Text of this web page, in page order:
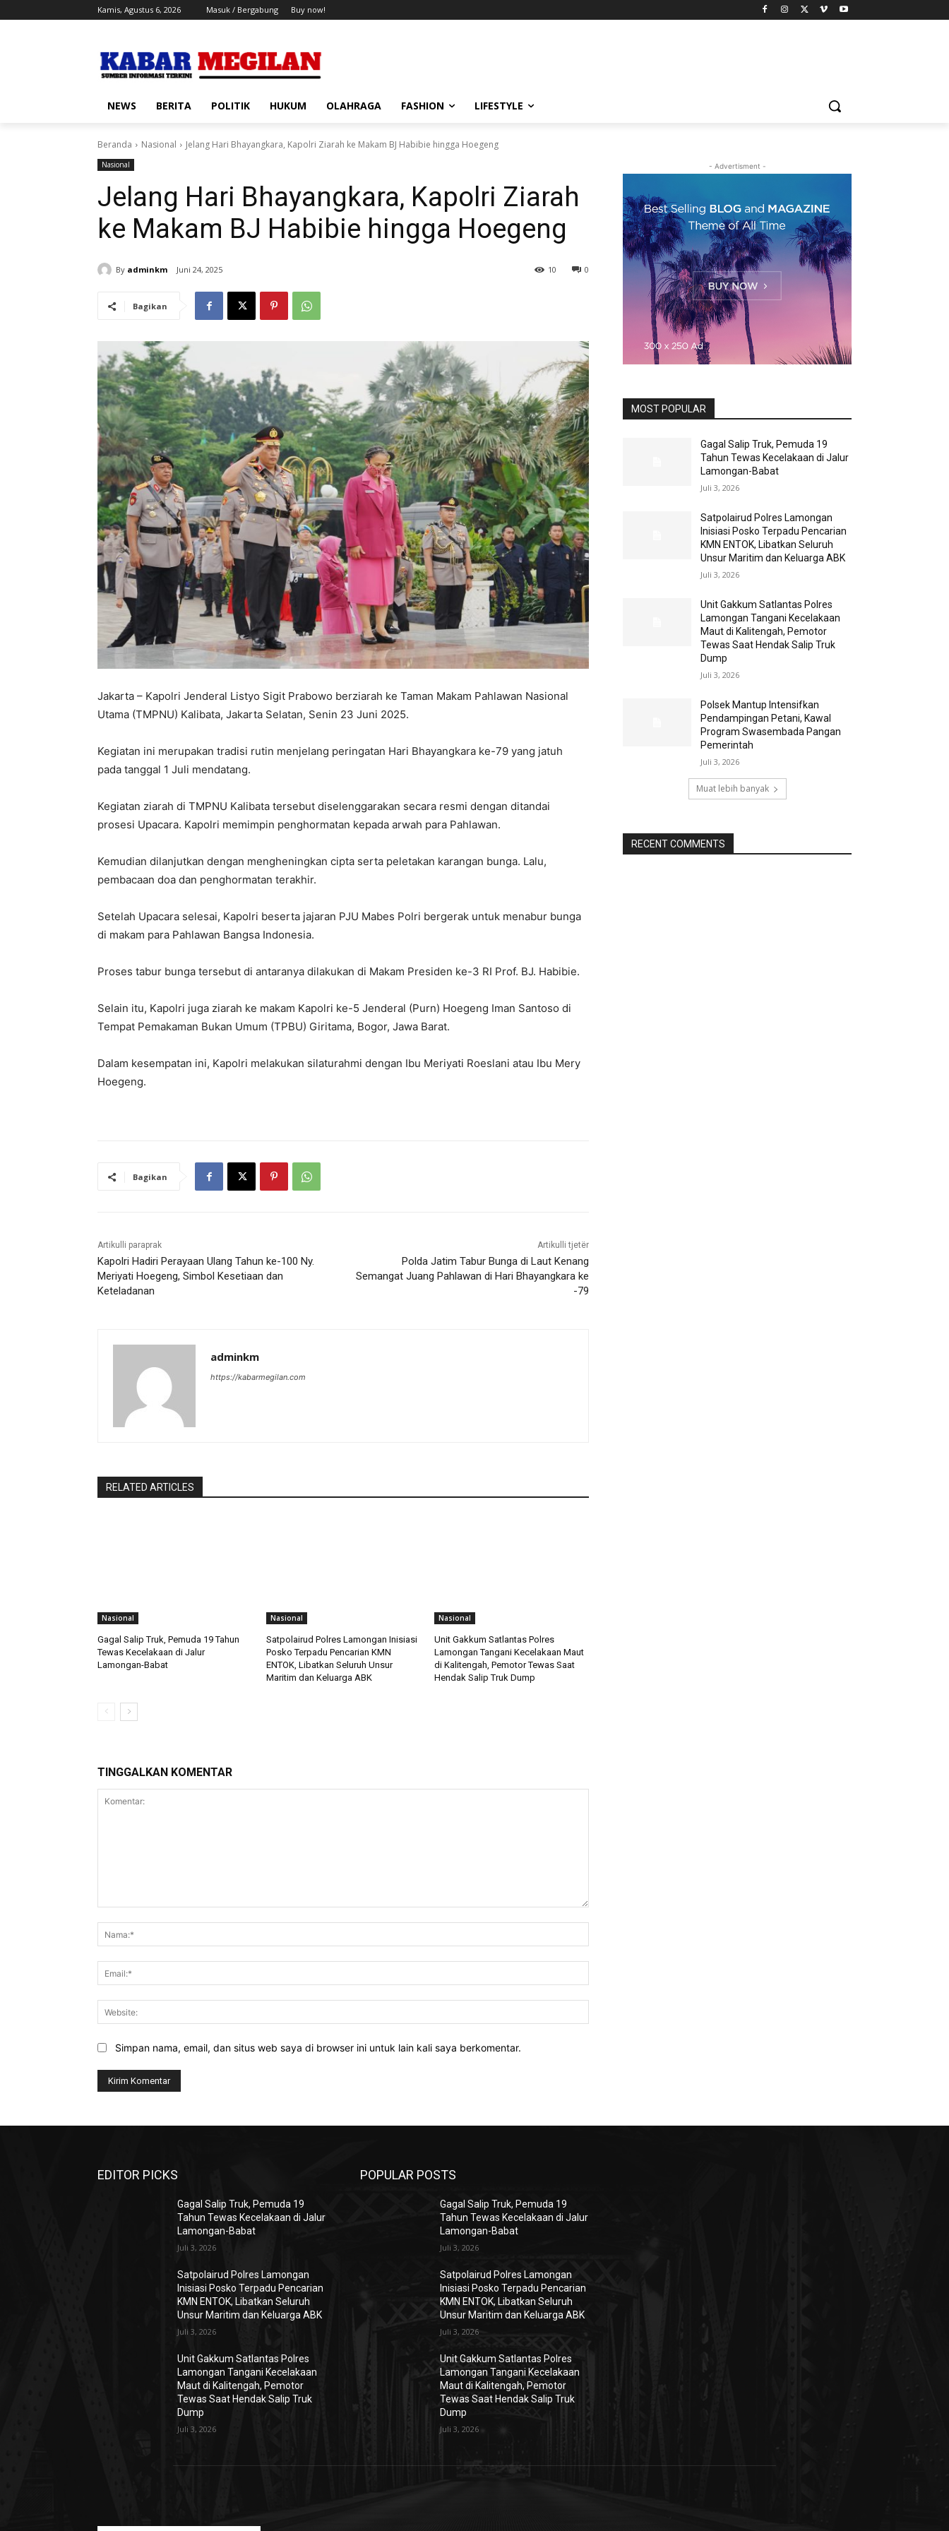
Kamis, Agustus 6, 2026 Masuk / Bergabung Buy now!
NEWS BERITA POLITIK HUKUM OLAHRAGA FASHION LIFESTYLE
Beranda Nasional Jelang Hari Bhayangkara, Kapolri Ziarah ke Makam BJ Habibie hingga Hoegeng
Nasional
Jelang Hari Bhayangkara, Kapolri Ziarah
ke Makam BJ Habibie hingga Hoegeng
By adminkm Juni 24, 2025 0
10
Bagikan
Jakarta – Kapolri Jenderal Listyo Sigit Prabowo berziarah ke Taman Makam Pahlawan Nasional
Utama (TMPNU) Kalibata, Jakarta Selatan, Senin 23 Juni 2025.
Kegiatan ini merupakan tradisi rutin menjelang peringatan Hari Bhayangkara ke-79 yang jatuh
pada tanggal 1 Juli mendatang.
Kegiatan ziarah di TMPNU Kalibata tersebut diselenggarakan secara resmi dengan ditandai
prosesi Upacara. Kapolri memimpin penghormatan kepada arwah para Pahlawan.
Kemudian dilanjutkan dengan mengheningkan cipta serta peletakan karangan bunga. Lalu,
pembacaan doa dan penghormatan terakhir.
Setelah Upacara selesai, Kapolri beserta jajaran PJU Mabes Polri bergerak untuk menabur bunga
di makam para Pahlawan Bangsa Indonesia.
Proses tabur bunga tersebut di antaranya dilakukan di Makam Presiden ke-3 RI Prof. BJ. Habibie.
Selain itu, Kapolri juga ziarah ke makam Kapolri ke-5 Jenderal (Purn) Hoegeng Iman Santoso di
Tempat Pemakaman Bukan Umum (TPBU) Giritama, Bogor, Jawa Barat.
Dalam kesempatan ini, Kapolri melakukan silaturahmi dengan Ibu Meriyati Roeslani atau Ibu Mery
Hoegeng.
Bagikan
Artikulli paraprak
Kapolri Hadiri Perayaan Ulang Tahun ke-100 Ny.
Meriyati Hoegeng, Simbol Kesetiaan dan
Keteladanan
Artikulli tjetër
Polda Jatim Tabur Bunga di Laut Kenang
Semangat Juang Pahlawan di Hari Bhayangkara ke
-79
adminkm
https://kabarmegilan.com
RELATED ARTICLES
Nasional
Gagal Salip Truk, Pemuda 19 Tahun
Tewas Kecelakaan di Jalur
Lamongan-Babat
Nasional
Satpolairud Polres Lamongan Inisiasi
Posko Terpadu Pencarian KMN
ENTOK, Libatkan Seluruh Unsur
Maritim dan Keluarga ABK
Nasional
Unit Gakkum Satlantas Polres
Lamongan Tangani Kecelakaan Maut
di Kalitengah, Pemotor Tewas Saat
Hendak Salip Truk Dump
TINGGALKAN KOMENTAR
Simpan nama, email, dan situs web saya di browser ini untuk lain kali saya berkomentar.
- Advertisment -
MOST POPULAR
Gagal Salip Truk, Pemuda 19
Tahun Tewas Kecelakaan di Jalur
Lamongan-Babat
Juli 3, 2026
Satpolairud Polres Lamongan
Inisiasi Posko Terpadu Pencarian
KMN ENTOK, Libatkan Seluruh
Unsur Maritim dan Keluarga ABK
Juli 3, 2026
Unit Gakkum Satlantas Polres
Lamongan Tangani Kecelakaan
Maut di Kalitengah, Pemotor
Tewas Saat Hendak Salip Truk
Dump
Juli 3, 2026
Polsek Mantup Intensifkan
Pendampingan Petani, Kawal
Program Swasembada Pangan
Pemerintah
Juli 3, 2026
Muat lebih banyak
RECENT COMMENTS
EDITOR PICKS
Gagal Salip Truk, Pemuda 19
Tahun Tewas Kecelakaan di Jalur
Lamongan-Babat
Juli 3, 2026
Satpolairud Polres Lamongan
Inisiasi Posko Terpadu Pencarian
KMN ENTOK, Libatkan Seluruh
Unsur Maritim dan Keluarga ABK
Juli 3, 2026
Unit Gakkum Satlantas Polres
Lamongan Tangani Kecelakaan
Maut di Kalitengah, Pemotor
Tewas Saat Hendak Salip Truk
Dump
Juli 3, 2026
POPULAR POSTS
Gagal Salip Truk, Pemuda 19
Tahun Tewas Kecelakaan di Jalur
Lamongan-Babat
Juli 3, 2026
Satpolairud Polres Lamongan
Inisiasi Posko Terpadu Pencarian
KMN ENTOK, Libatkan Seluruh
Unsur Maritim dan Keluarga ABK
Juli 3, 2026
Unit Gakkum Satlantas Polres
Lamongan Tangani Kecelakaan
Maut di Kalitengah, Pemotor
Tewas Saat Hendak Salip Truk
Dump
Juli 3, 2026